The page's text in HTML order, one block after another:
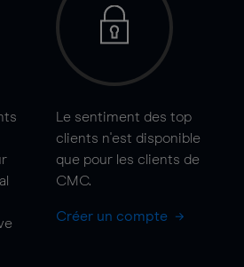
Le sentiment des top
clients n'est disponible
que pour les clients de
CMC.
Créer un compte